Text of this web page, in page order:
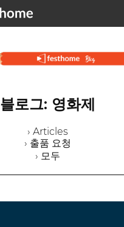
블로그: 영화제
› Articles
› 출품 요청
› 모두